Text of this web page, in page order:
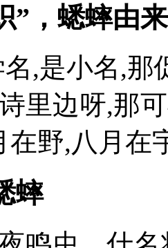
”，蟋蟀由
,是小名,那
里边呀,那
在野,八月在
蟀